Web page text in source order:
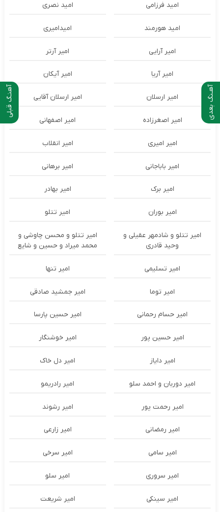
آهنـگ قبلی آهـنگ بعدی
امید فرزامی امید نصری
امید هورمند امیدامیری
امیر آرایی امیر آرتر
امیر آریا امیر آیکان
امیر ارسلان امیر ارسلان آقایی
امیر اصغرزاده امیر اصفهانی
امیر امیری امیر انقلاب
امیر باباجانی امیر برهانی
امیر برک امیر بهادر
امیر بوران امیر تتلو
امیر تتلو و شادمهر عقیلی و
وحید قادری
امیر تتلو و محسن چاوشی و
محمد میراد و حسین و شایع
امیر تسلیمی امیر تنها
امیر توما امیر جمشید صادقی
امیر حسام رحمانی امیر حسین پارسا
امیر حسین پور امیر خوشنگار
امیر دایاز امیر دل خاک
امیر دوربان و احمد سلو امیر رادریمو
امیر رحمت پور امیر رشوند
امیر رمضانی امیر زارعی
امیر سامی امیر سرخی
امیر سروری امیر سلو
امیر سینکی امیر شریعت